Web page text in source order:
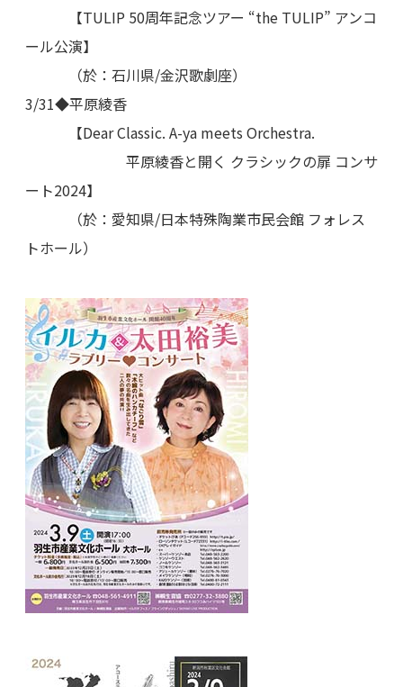
【TULIP 50周年記念ツアー “the TULIP” アンコ
ール公演】
（於：石川県/金沢歌劇座）
3/31◆平原綾香
【Dear Classic. A-ya meets Orchestra.
平原綾香と開く クラシックの扉 コンサ
ート2024】
（於：愛知県/日本特殊陶業市民会館 フォレス
トホール）